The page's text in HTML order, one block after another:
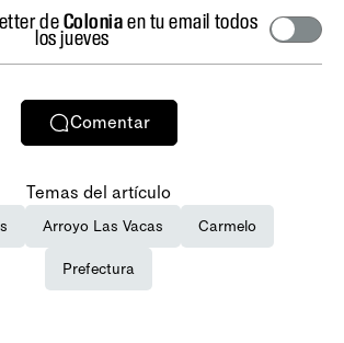
deColoniaen tu email todos
los jueves
Comentar
Temas del artículo
Arroyo Las Vacas Carmelo
Prefectura